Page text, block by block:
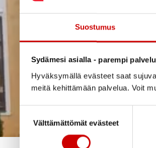
Suostumus
Sydämesi asialla - parempi
Hyväksymällä evästeet saat
meitä kehittämään palvelua. Voit
Välttämättömät evästeet